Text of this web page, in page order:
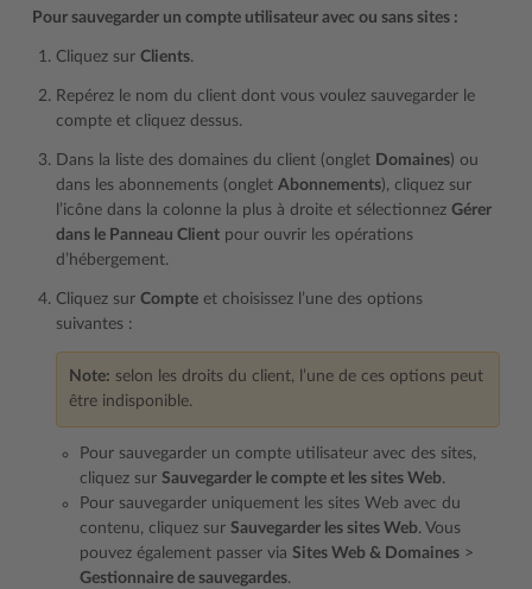
Pour sauvegarder un compte utilisateur avec ou sans sites :
Cliquez sur Clients.
Repérez le nom du client dont vous voulez sauvegarder le
compte et cliquez dessus.
Dans la liste des domaines du client (onglet Domaines) ou
dans les abonnements (onglet Abonnements), cliquez sur
l’icône dans la colonne la plus à droite et sélectionnez Gérer
dans le Panneau Client pour ouvrir les opérations
d’hébergement.
Cliquez sur Compte et choisissez l’une des options
suivantes :
Note: selon les droits du client, l’une de ces options peut
être indisponible.
Pour sauvegarder un compte utilisateur avec des sites,
cliquez sur Sauvegarder le compte et les sites Web.
Pour sauvegarder uniquement les sites Web avec du
contenu, cliquez sur Sauvegarder les sites Web. Vous
pouvez également passer via Sites Web & Domaines >
Gestionnaire de sauvegardes.